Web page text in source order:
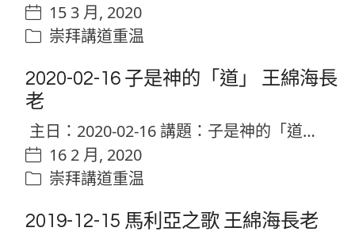
15 3 月, 2020
崇拜講道重温
2020-02-16 子是神的「道」 王綿海長
老
主日：2020-02-16 講題：子是神的「道…
16 2 月, 2020
崇拜講道重温
2019-12-15 馬利亞之歌 王綿海長老